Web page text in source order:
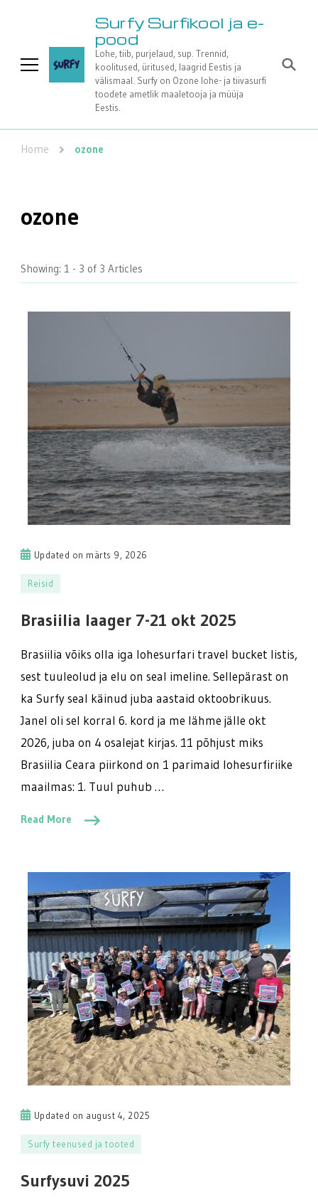
Surfy Surfikool ja e-
pood
Lohe, tiib, purjelaud, sup. Trennid,
koolitused, üritused, laagrid Eestis ja
välismaal. Surfy on Ozone lohe- ja tiivasurfi
toodete ametlik maaletooja ja müüja
Eestis.
Home ozone
ozone
Showing: 1 - 3 of 3 Articles
Updated on märts 9, 2026
Reisid
Brasiilia laager 7-21 okt 2025
Brasiilia võiks olla iga lohesurfari travel bucket listis,
sest tuuleolud ja elu on seal imeline. Sellepärast on
ka Surfy seal käinud juba aastaid oktoobrikuus.
Janel oli sel korral 6. kord ja me lähme jälle okt
2026, juba on 4 osalejat kirjas. 11 põhjust miks
Brasiilia Ceara piirkond on 1 parimaid lohesurfiriike
maailmas: 1. Tuul puhub …
Read More
Updated on august 4, 2025
Surfy teenused ja tooted
Surfysuvi 2025